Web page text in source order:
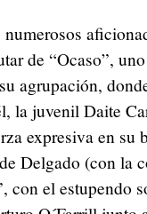
de “Ocaso”,
agrupación,
la juvenil Daite
expresiva en su
Delgado (con la
con el estupendo